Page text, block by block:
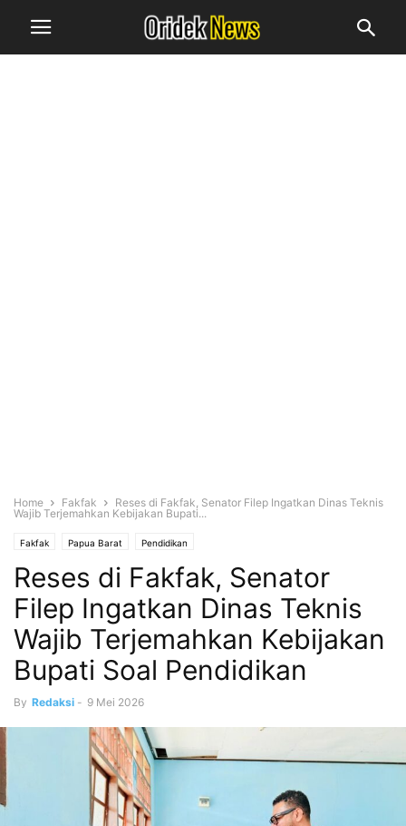
Home Fakfak
Reses di Fakfak, Senator Filep Ingatkan Dinas Teknis
Wajib Terjemahkan Kebijakan Bupati...
Fakfak Papua Barat Pendidikan
Reses di Fakfak, Senator
Filep Ingatkan Dinas Teknis
Wajib Terjemahkan Kebijakan
Bupati Soal Pendidikan
By Redaksi - 9 Mei 2026